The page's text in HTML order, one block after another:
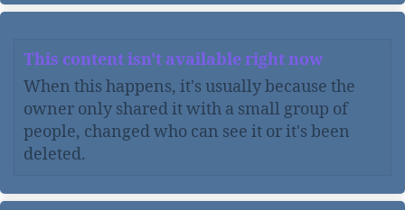
This content isn't available right now
When this happens, it's usually because the
owner only shared it with a small group of
people, changed who can see it or it's been
deleted.